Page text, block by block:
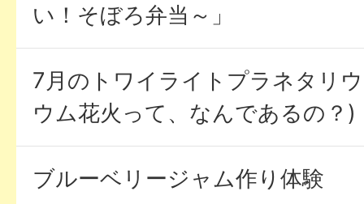
い！そぼろ弁当～」
7月のトワイライトプラネタリ
ウム花火って、なんであるの？)
ブルーベリージャム作り体験